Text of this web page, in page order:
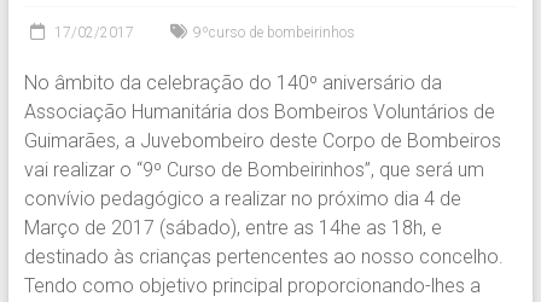
17/02/2017 9ºcurso de bombeirinhos
No âmbito da celebração do 140º aniversário da
Associação Humanitária dos Bombeiros Voluntários de
Guimarães, a Juvebombeiro deste Corpo de Bombeiros
vai realizar o “9º Curso de Bombeirinhos”, que será um
convívio pedagógico a realizar no próximo dia 4 de
Março de 2017 (sábado), entre as 14he as 18h, e
destinado às crianças pertencentes ao nosso concelho.
Tendo como objetivo principal proporcionando-lhes a